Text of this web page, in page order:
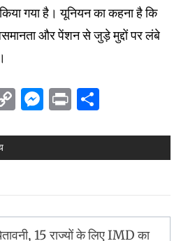
गया है। यूनियन का कहना है कि
और पेंशन से जुड़े मुद्दों पर लंबे
CopyMessenger
Print
15 राज्यों के लिए IMD का